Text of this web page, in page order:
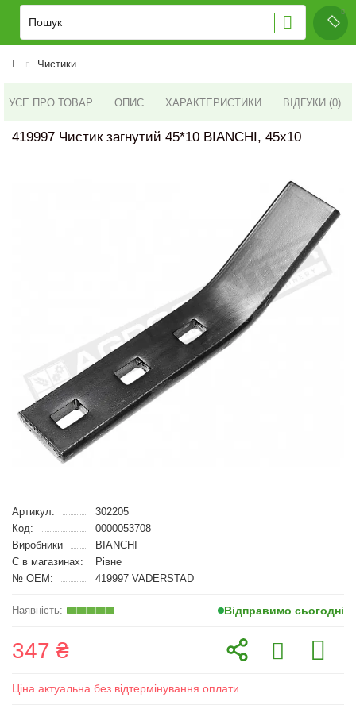
Чистики
УСЕ ПРО ТОВАР ОПИС ХАРАКТЕРИСТИКИ ВІДГУКИ (0)
419997 Чистик загнутий 45*10 BIANCHI, 45x10
Артикул:
302205
Код:
0000053708
Виробники
BIANCHI
Є в магазинах:
Рівне
№ OEM:
419997 VADERSTAD
Відправимо сьогодні
347 ₴
Ціна актуальна без відтермінування оплати